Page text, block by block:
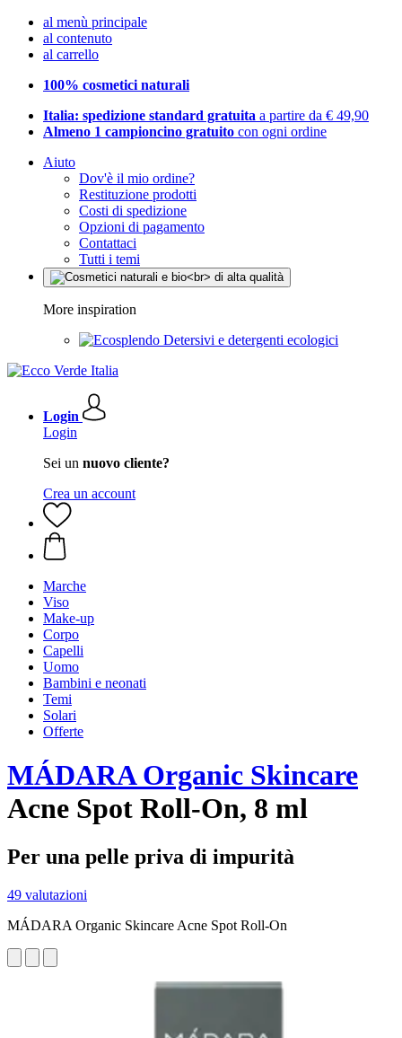
al menù principale
al contenuto
al carrello
100% cosmetici naturali
Italia: spedizione standard gratuita a partire da € 49,90
Almeno 1 campioncino gratuito con ogni ordine
Aiuto
Dov'è il mio ordine?
Restituzione prodotti
Costi di spedizione
Opzioni di pagamento
Contattaci
Tutti i temi
More inspiration
Detersivi e detergenti ecologici
Login
Login
Sei un nuovo cliente?
Crea un account
Marche
Viso
Make-up
Corpo
Capelli
Uomo
Bambini e neonati
Temi
Solari
Offerte
MÁDARA Organic Skincare
Acne Spot Roll-On, 8 ml
Per una pelle priva di impurità
49 valutazioni
MÁDARA Organic Skincare Acne Spot Roll-On